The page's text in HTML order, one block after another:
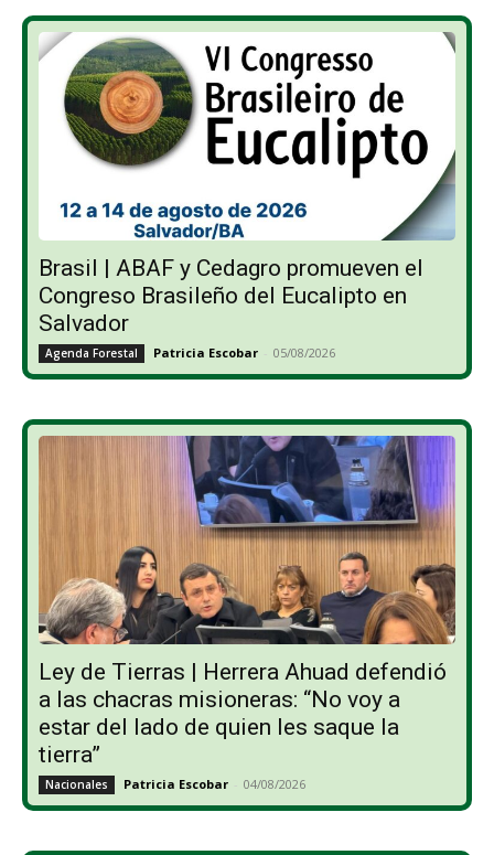
Brasil | ABAF y Cedagro promueven el
Congreso Brasileño del Eucalipto en
Salvador
Agenda Forestal Patricia Escobar - 05/08/2026
Ley de Tierras | Herrera Ahuad defendió
a las chacras misioneras: “No voy a
estar del lado de quien les saque la
tierra”
Nacionales Patricia Escobar - 04/08/2026